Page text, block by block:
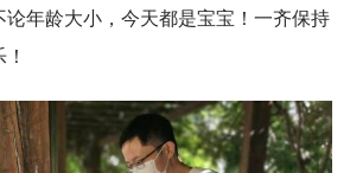
论年龄大小，今天都是宝宝！一齐保持